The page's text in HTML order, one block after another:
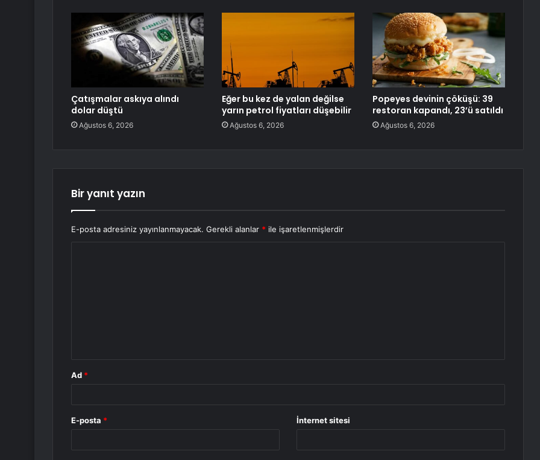
Çatışmalar askıya alındı
dolar düştü
Ağustos 6, 2026
Eğer bu kez de yalan değilse
yarın petrol fiyatları düşebilir
Ağustos 6, 2026
Popeyes devinin çöküşü: 39
restoran kapandı, 23’ü satıldı
Ağustos 6, 2026
Bir yanıt yazın
E-posta adresiniz yayınlanmayacak. Gerekli alanlar * ile işaretlenmişlerdir
Ad *
E-posta * İnternet sitesi